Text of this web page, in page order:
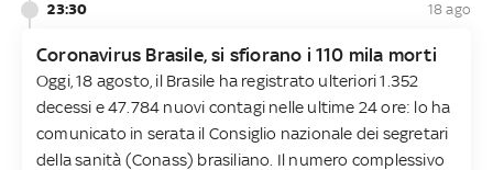
23:30 18 ago
Coronavirus Brasile, si sfiorano i 110 mila morti
Oggi, 18 agosto, il Brasile ha registrato ulteriori 1.352
decessi e 47.784 nuovi contagi nelle ultime 24 ore: lo ha
comunicato in serata il Consiglio nazionale dei segretari
della sanità (Conass) brasiliano. Il numero complessivo